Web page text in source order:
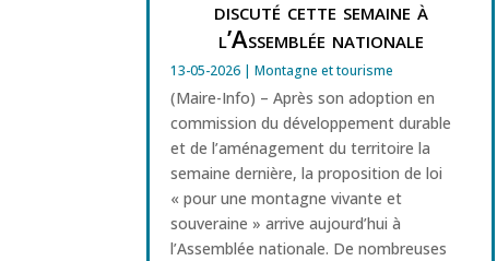
discuté cette semaine à
l’Assemblée nationale
13-05-2026 |Montagne et tourisme
(Maire-Info) – Après son adoption en
commission du développement durable
et de l’aménagement du territoire la
semaine dernière, la proposition de loi
« pour une montagne vivante et
souveraine » arrive aujourd’hui à
l’Assemblée nationale. De nombreuses